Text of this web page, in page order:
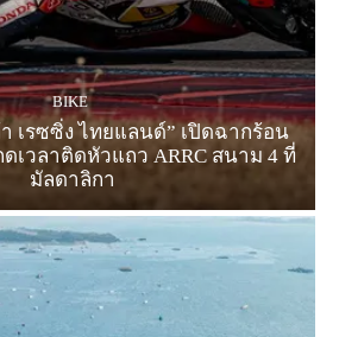
BIKE
เรซซิ่ง ไทยแลนด์” เปิดฉากร้อน
เวลาติดหัวแถว ARRC สนาม 4 ที่
มัลดาลิกา